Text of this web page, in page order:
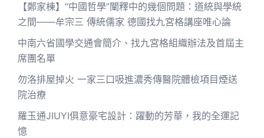
【鄭家棟】“中國哲學”闡釋中的幾個問題：道統與學統
之間——牟宗三 傳統儒家 德國找九宮格講座唯心論
中南六省國學交通會簡介、找九宮格組織辦法及首屆主
席團名單
勿洛排屋掉火 一家三口吸進濃秀傳醫院體檢項目煙送
院治療
羅玉通JIUYI俱意豪宅設計：躍動的芳華，我的全運記
憶